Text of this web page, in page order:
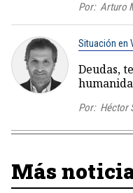
Por: Arturo
Situación en
Deudas,
Por: Héctor
Más